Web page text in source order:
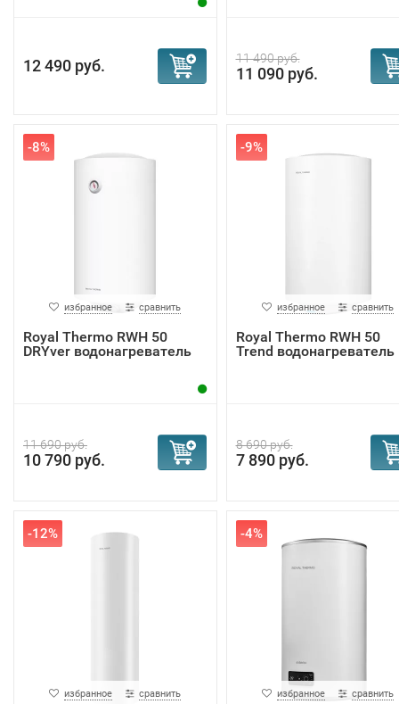
12 490 руб. 11 490 руб.
11 090 руб.
-8%
избранное сравнить
Royal Thermo RWH 50
DRYver водонагреватель
11 690 руб.
10 790 руб.
-9%
избранное сравнить
Royal Thermo RWH 50
Trend водонагреватель
8 690 руб.
7 890 руб.
-12%
избранное сравнить
-4%
избранное сравнить